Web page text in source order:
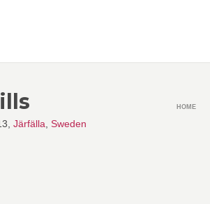
Järfälla Sweden
HOME